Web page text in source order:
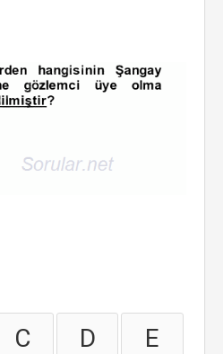
C D E